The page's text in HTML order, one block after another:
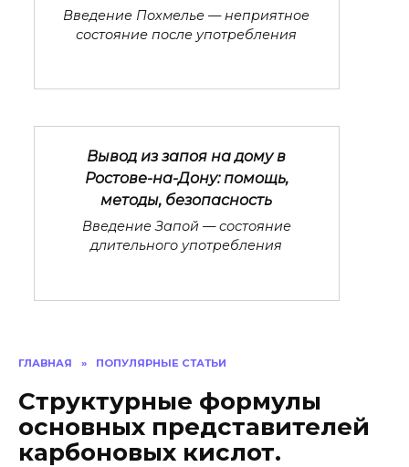
ГЛАВНАЯ » ПОПУЛЯРНЫЕ СТАТЬИ
Структурные формулы
основных представителей
карбоновых кислот.
Введение Похмелье — неприятное
состояние после употребления
Вывод из запоя на дому в
Ростове-на-Дону: помощь,
методы, безопасность
Введение Запой — состояние
длительного употребления